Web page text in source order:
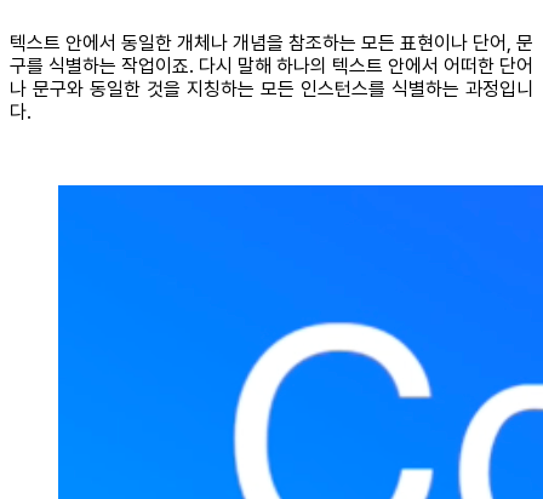
텍스트 안에서 동일한 개체나 개념을 참조하는 모든 표현이나 단어, 문
구를 식별하는 작업이죠. 다시 말해 하나의 텍스트 안에서 어떠한 단어
나 문구와 동일한 것을 지칭하는 모든 인스턴스를 식별하는 과정입니
다.